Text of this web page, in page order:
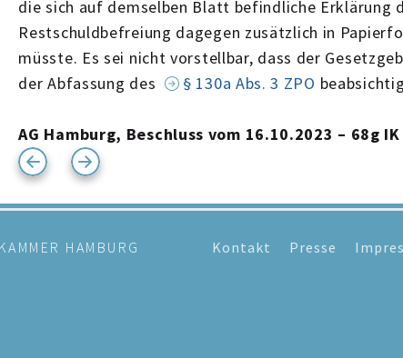
die sich auf demselben Blatt befindliche Erklärung
Restschuldbefreiung dagegen zusätzlich in
müsste. Es sei nicht vorstellbar, dass der
der Abfassung des
§ 130a Abs. 3 ZPO
AG Hamburg, Beschluss vom 16.10.2023 – 68g
HAMBURG
Kontakt Presse